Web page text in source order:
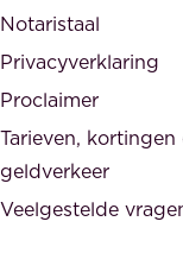
.
e
i
e
n
d
Notaristaal
Privacyverklaring
Proclaimer
Tarieven, kortingen
geldverkeer
Veelgestelde